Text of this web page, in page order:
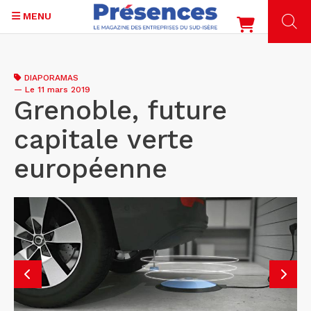
contenu
principal
MENU
DIAPORAMAS
— Le 11 mars 2019
Grenoble, future
capitale verte
européenne